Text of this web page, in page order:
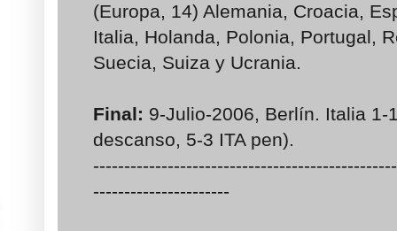
(Europa, 14) Alemania, Croacia,
Italia, Holanda, Polonia, Portugal,
Suecia, Suiza y Ucrania.
Final: 9-Julio-2006, Berlín. Italia 1-
descanso, 5-3 ITA pen).
----------------------